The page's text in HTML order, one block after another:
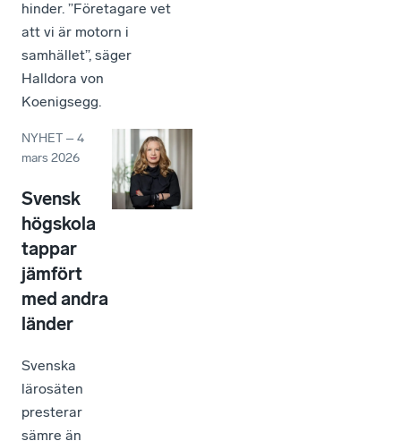
hinder. ”Företagare vet
att vi är motorn i
samhället”, säger
Halldora von
Koenigsegg.
NYHET –4
mars 2026
Svensk
högskola
tappar
jämfört
med andra
länder
Svenska
lärosäten
presterar
sämre än